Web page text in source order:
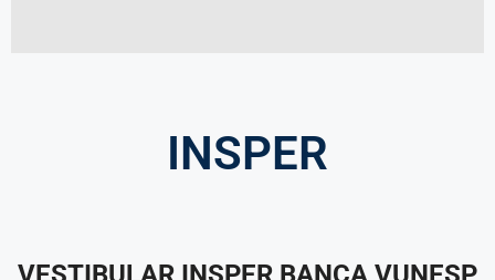
INSPER